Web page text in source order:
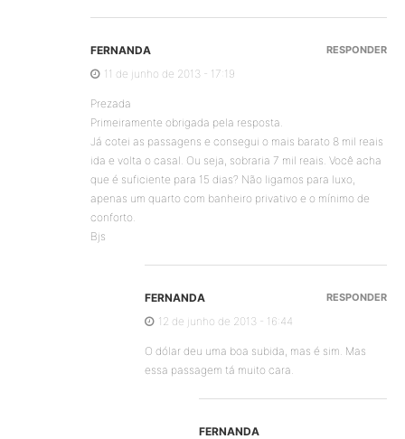
FERNANDA
11 de junho de 2013 - 17:19
Prezada
Primeiramente obrigada pela resposta.
Já cotei as passagens e consegui o mais barato 8 mil reais
ida e volta o casal. Ou seja, sobraria 7 mil reais. Você acha
que é suficiente para 15 dias? Não ligamos para luxo,
apenas um quarto com banheiro privativo e o mínimo de
conforto.
Bjs
RESPONDER
FERNANDA
12 de junho de 2013 - 16:44
O dólar deu uma boa subida, mas é sim. Mas
essa passagem tá muito cara.
RESPONDER
FERNANDA